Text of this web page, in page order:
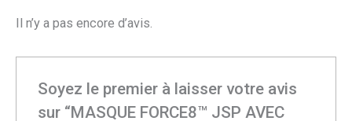
Il n’y a pas encore d’avis.
Soyez le premier à laisser votre avis
sur “MASQUE FORCE8™ JSP AVEC